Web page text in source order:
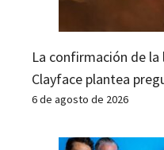
La confirmación de
Clayface plantea
6 de agosto de 2026